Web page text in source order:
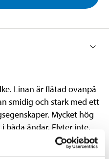
Linan är flätad ovanpå
smidig och stark med ett
Mycket hög
båda ändar. Flyter inte.